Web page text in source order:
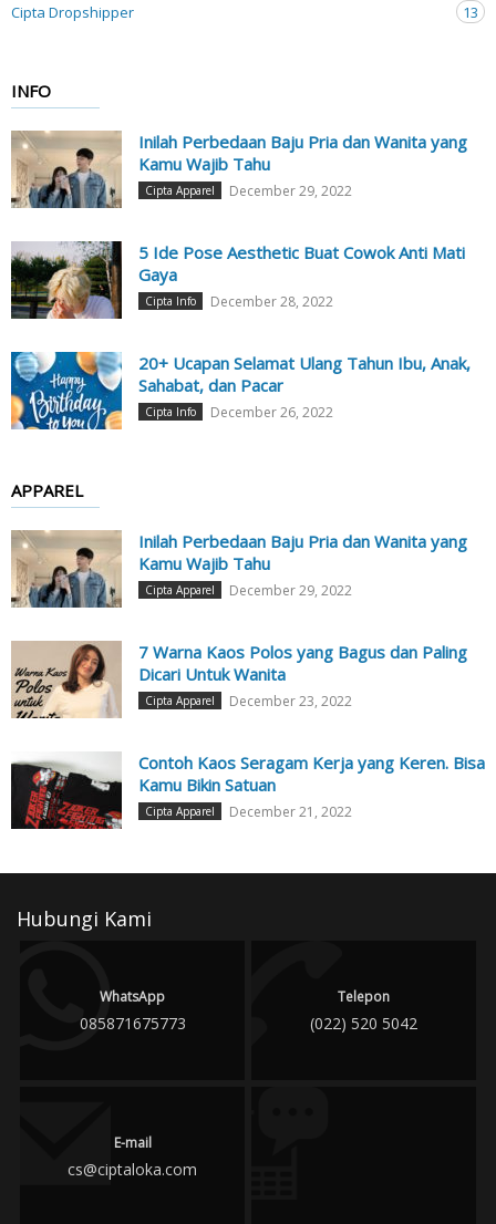
Cipta Dropshipper
13
INFO
Inilah Perbedaan Baju Pria dan Wanita yang
Kamu Wajib Tahu
Cipta Apparel December 29, 2022
5 Ide Pose Aesthetic Buat Cowok Anti Mati
Gaya
Cipta Info December 28, 2022
20+ Ucapan Selamat Ulang Tahun Ibu, Anak,
Sahabat, dan Pacar
Cipta Info December 26, 2022
APPAREL
Inilah Perbedaan Baju Pria dan Wanita yang
Kamu Wajib Tahu
Cipta Apparel December 29, 2022
7 Warna Kaos Polos yang Bagus dan Paling
Dicari Untuk Wanita
Cipta Apparel December 23, 2022
Contoh Kaos Seragam Kerja yang Keren. Bisa
Kamu Bikin Satuan
Cipta Apparel December 21, 2022
Hubungi Kami
WhatsApp
085871675773
Telepon
(022) 520 5042
E-mail
cs@ciptaloka.com